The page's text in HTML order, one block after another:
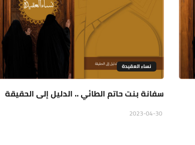
نساء العقيدة
سفانة بنت حاتم الطائي .. الدليل إلى الحقيقة